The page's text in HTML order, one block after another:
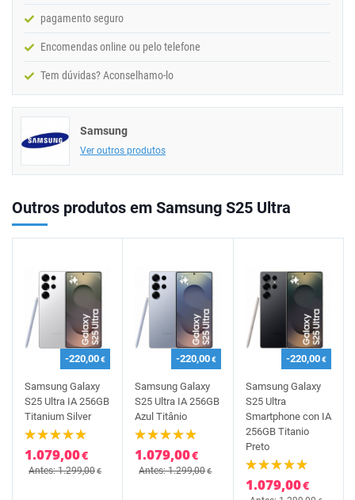
pagamento seguro
Encomendas online ou pelo telefone
Tem dúvidas? Aconselhamo-lo
Samsung
Ver outros produtos
Outros produtos em Samsung S25 Ultra
-220,00€
Samsung Galaxy
S25 Ultra IA 256GB
Titanium Silver
1.079,00€
Antes: 1.299,00€
-220,00€
Samsung Galaxy
S25 Ultra IA 256GB
Azul Titânio
1.079,00€
Antes: 1.299,00€
-220,00€
Samsung Galaxy
S25 Ultra
Smartphone con IA
256GB Titanio
Preto
1.079,00€